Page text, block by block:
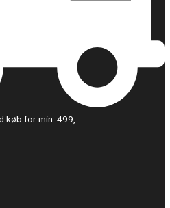
køb for min. 499,-